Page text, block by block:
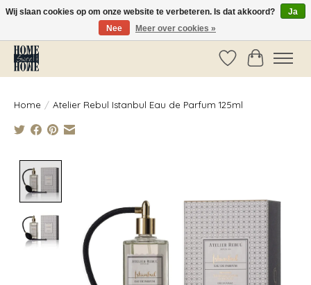
Vóór 14:00 besteld, dezelfde dag verzonden!
Verlanglijst
Home / Atelier Rebul Istanbul Eau de Parfum 125ml
Wij slaan cookies op om onze website te verbeteren. Is dat akkoord?
Ja
Nee
Meer over cookies »